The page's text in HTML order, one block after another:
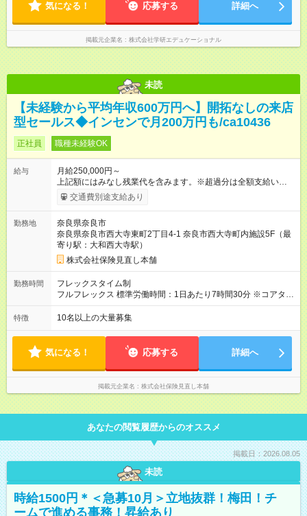
気になる！ 応募する 詳細へ
掲載元企業名 株式会社学研エデュケーショナル
未読
【未経験から平均年収600万円へ】開拓なしの来店
型セールス◆インセンで月200万円も/ca10436
正社員 職種未経験OK
給与
月給250,000円～
上記額にはみなし残業代を含みます。※超過分は全額支給いたし
ます。 みなし残業代 50,000円／月 みなし残業時間 30時間／月
＜インセンティブで頑張りを評価！＞ 四半期に1回、実績に応じ
ンセンティブをご用意。実際に、1回のインセンティブで200万
円を手にした先輩もいます！ 【試用期間】試用期間あり 試用期
間の長さ：3ヶ月 雇用形態、給与は本採用時と同じです。
交通費別途支給あり
勤務地
奈良県奈良市
奈良県奈良市西大寺東町2丁目4-1 奈良市西大寺町内施設5F（最
寄り駅：大和西大寺駅）
株式会社保険見直し本舗
勤務時間
フレックスタイム制
フルフレックス 標準労働時間：1日あたり7時間30分 ※コアタイ
ム無 ※店舗営業時間に応じて早番・遅番対応あり ★柔軟な働き
方を実現 毎月希望を提出しシフトを決める為、 仕事とプライベ
は、 「子どものお迎えに合わせて早めに退勤」 「予定があるの
で遅めに出社」など、 ライフスタイルに合わせた働き方も徐々
に可能です。
特徴 10名以上の大量募集
気になる！ 応募する 詳細へ
掲載元企業名 株式会社保険見直し本舗
あなたの閲覧履歴からのオススメ
掲載日：2026.08.05
未読
時給1500円＊＜急募10月＞立地抜群！梅田！チ
ームで進める事務！昇給あり